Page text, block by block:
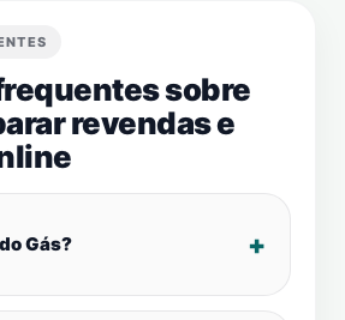
sobre
revendas e
Gás?